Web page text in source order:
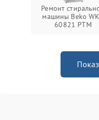
Ремонт
машины Beko
60821 PTМ